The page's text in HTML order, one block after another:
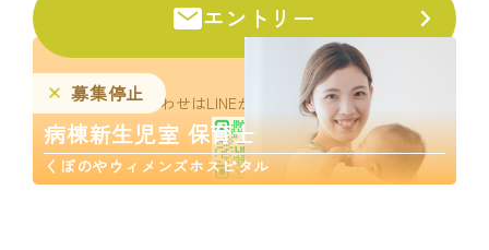
募集停止
病棟新生児室 保育士
くぼのやウィメンズホスピタル
エントリー
お問い合わせはLINEからお気軽にどうぞ。